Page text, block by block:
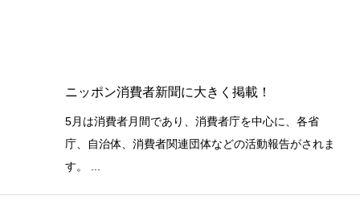
ニッポン消費者新聞に大きく掲載！
5月は消費者月間であり、消費者庁を中心に、各省
庁、自治体、消費者関連団体などの活動報告がされま
す。 ...